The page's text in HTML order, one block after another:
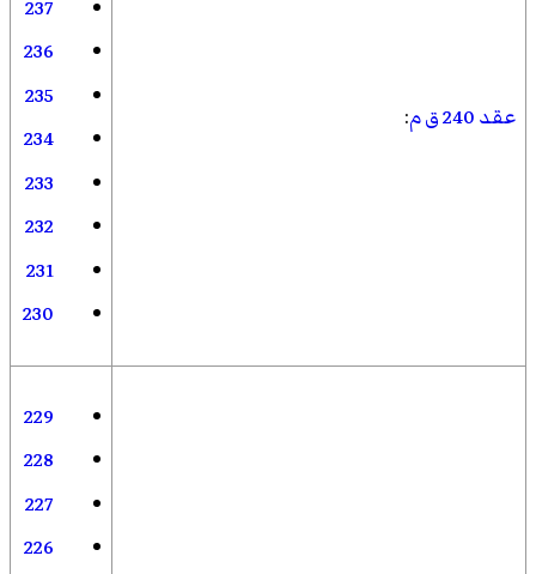
عقد 240 ق م :
237
236
235
234
233
232
231
230
229
228
227
226